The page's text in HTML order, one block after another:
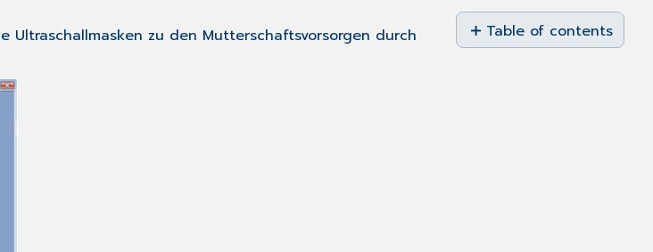
Save
as
PDF
Table of contents
Ultraschallmasken zu den Mutterschaftsvorsorgen durch